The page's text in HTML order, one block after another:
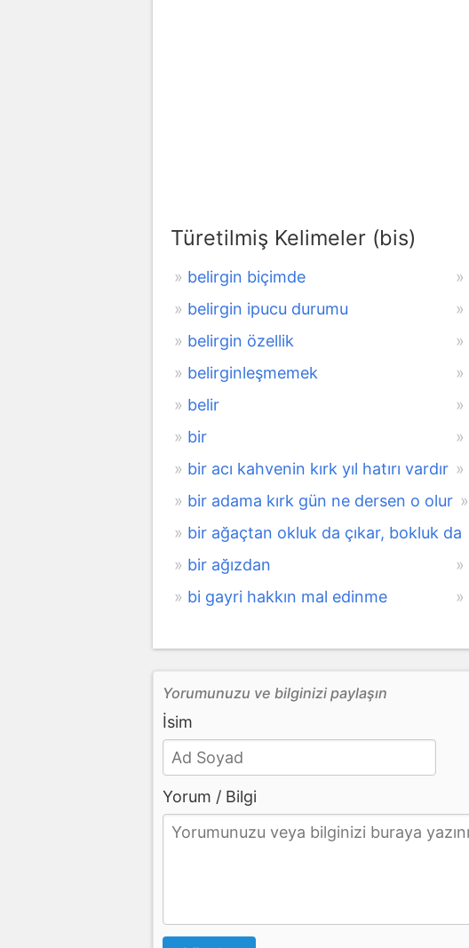
Türetilmiş Kelimeler (bis)
belirgin biçimde
belirgin ipucu durumu
belirgin özellik
belirginleşmemek
belir
bir
bir acı kahvenin kırk yıl hatırı vardır
bir adama kırk gün ne dersen o olur
bir ağaçtan okluk da çıkar, bokluk da
bir ağızdan
bi gayri hakkın mal edinme
Yorumunuzu ve bilginizi paylaşın
İsim
Yorum / Bilgi